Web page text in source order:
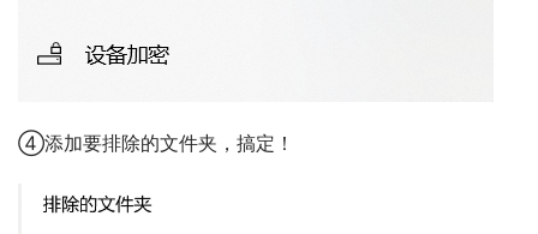
④添加要排除的文件夹，搞定！